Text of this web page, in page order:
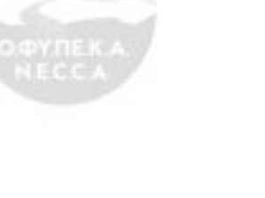
Εισιτήρια
Επικοινωνία